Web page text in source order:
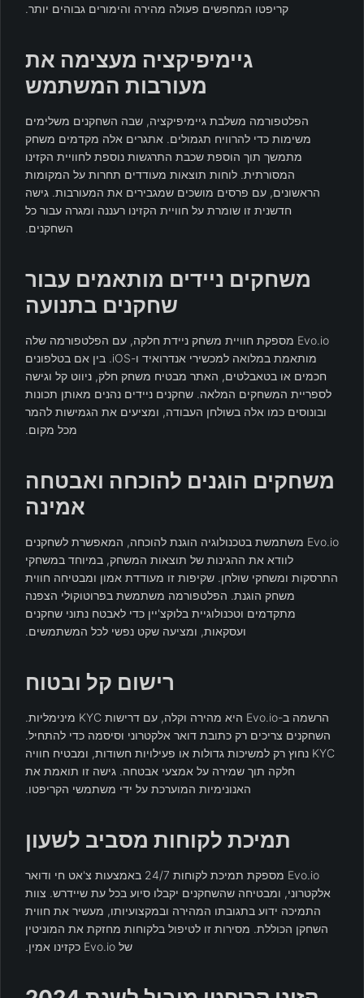
קריפטו המחפשים פעולה מהירה והימורים גבוהים יותר.
גיימיפיקציה מעצימה את
מעורבות המשתמש
הפלטפורמה משלבת גיימיפיקציה, שבה השחקנים משלימים
משימות כדי להרוויח תגמולים. אתגרים אלה מקדמים משחק
מתמשך תוך הוספת שכבת התרגשות נוספת לחוויית הקזינו
המסורתית. לוחות תוצאות מעודדים תחרות על המקומות
הראשונים, עם פרסים מושכים שמגבירים את המעורבות. גישה
חדשנית זו שומרת על חוויית הקזינו רעננה ומגרה עבור כל
השחקנים.
משחקים ניידים מותאמים עבור
שחקנים בתנועה
Evo.io מספקת חוויית משחק ניידת חלקה, עם הפלטפורמה שלה
מותאמת במלואה למכשירי אנדרואיד ו-iOS. בין אם בטלפונים
חכמים או בטאבלטים, האתר מבטיח משחק חלק, ניווט קל וגישה
לספריית המשחקים המלאה. שחקנים ניידים נהנים מאותן תכונות
ובונוסים כמו אלה בשולחן העבודה, ומציעים את הגמישות להמר
מכל מקום.
משחקים הוגנים להוכחה ואבטחה
אמינה
Evo.io משתמשת בטכנולוגיה הוגנת להוכחה, המאפשרת לשחקנים
לוודא את ההגינות של תוצאות המשחק, במיוחד במשחקי
התרסקות ומשחקי שולחן. שקיפות זו מעודדת אמון ומבטיחה חווית
משחק הוגנת. הפלטפורמה משתמשת בפרוטוקולי הצפנה
מתקדמים וטכנולוגיית בלוקצ'יין כדי לאבטח נתוני שחקנים
ועסקאות, ומציעה שקט נפשי לכל המשתמשים.
רישום קל ובטוח
הרשמה ב-Evo.io היא מהירה וקלה, עם דרישות KYC מינימליות.
השחקנים צריכים רק כתובת דואר אלקטרוני וסיסמה כדי להתחיל.
KYC נחוץ רק למשיכות גדולות או פעילויות חשודות, ומבטיח חוויה
חלקה תוך שמירה על אמצעי אבטחה. גישה זו תואמת את
האנונימיות המוערכת על ידי משתמשי הקריפטו.
תמיכת לקוחות מסביב לשעון
Evo.io מספקת תמיכת לקוחות 24/7 באמצעות צ'אט חי ודואר
אלקטרוני, ומבטיחה שהשחקנים יקבלו סיוע בכל עת שיידרש. צוות
התמיכה ידוע בתגובתו המהירה ובמקצועיותו, מעשיר את חווית
השחקן הכוללת. מסירות זו לטיפול בלקוחות מחזקת את המוניטין
של Evo.io כקזינו אמין.